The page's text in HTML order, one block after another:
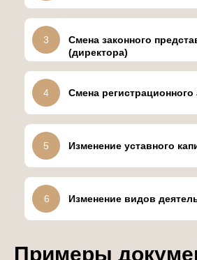
Смена законного
(директора)
3
Смена регистрационного
4
Изменение уставного
5
Изменение видов
6
Примеры